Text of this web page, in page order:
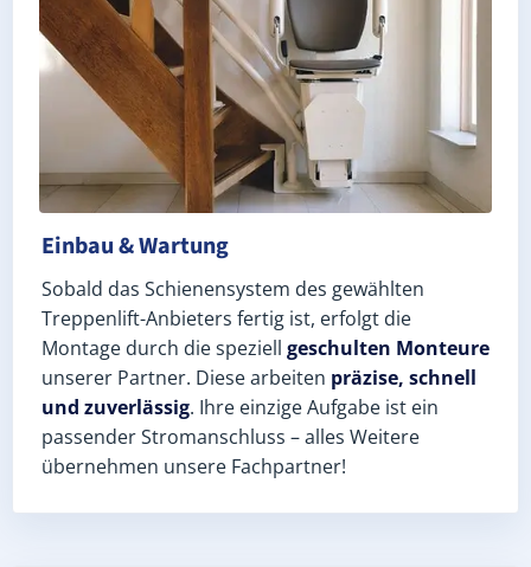
Einbau & Wartung
Sobald das Schienensystem des gewählten
Treppenlift-Anbieters fertig ist, erfolgt die
Montage durch die speziell geschulten Monteure
unserer Partner. Diese arbeiten präzise, schnell
und zuverlässig. Ihre einzige Aufgabe ist ein
passender Stromanschluss – alles Weitere
übernehmen unsere Fachpartner!